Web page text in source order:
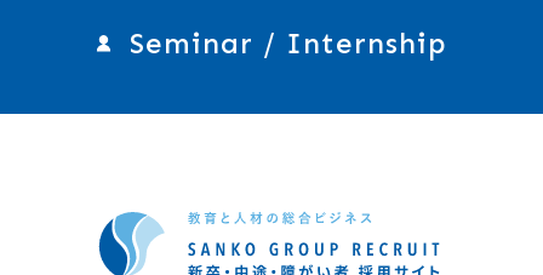
Seminar / Internship